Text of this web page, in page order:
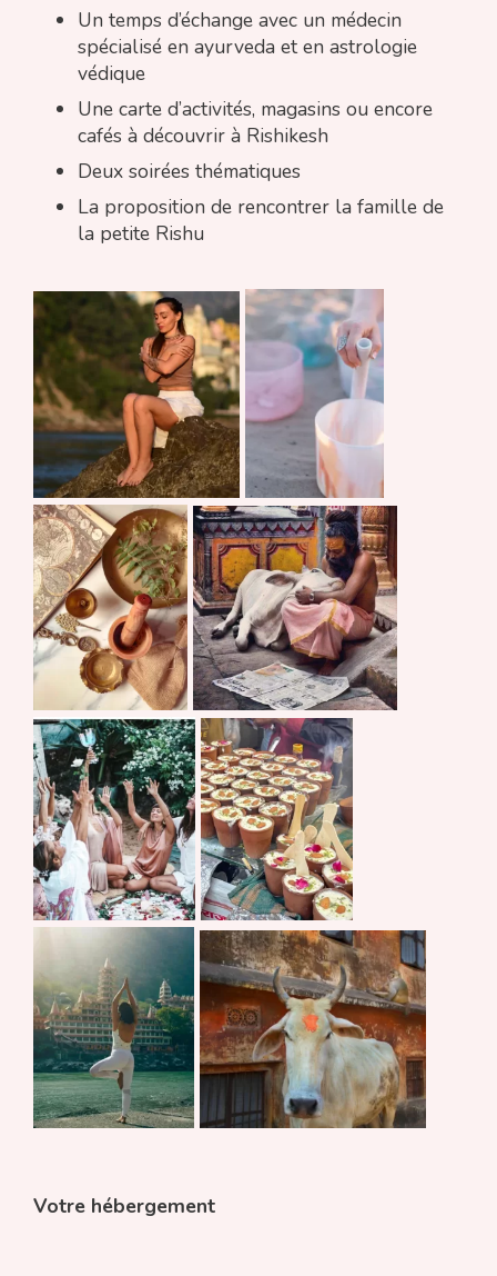
Un temps d’échange avec un médecin
spécialisé en ayurveda et en astrologie
védique
Une carte d’activités, magasins ou encore
cafés à découvrir à Rishikesh
Deux soirées thématiques
La proposition de rencontrer la famille de
la petite Rishu
Votre hébergement